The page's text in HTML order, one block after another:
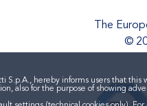
The
©
S.p.A., hereby informs users that
also for the purpose of showing